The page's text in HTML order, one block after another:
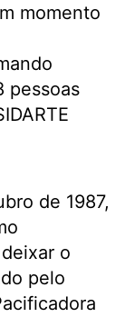
momento
pessoas
de 1987,
o
pelo